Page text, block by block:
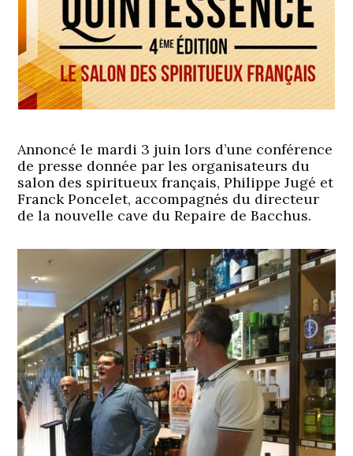
Annoncé le mardi 3 juin lors d’une conférence
de presse donnée par les organisateurs du
salon des spiritueux français, Philippe Jugé et
Franck Poncelet, accompagnés du directeur
de la nouvelle cave du Repaire de Bacchus.